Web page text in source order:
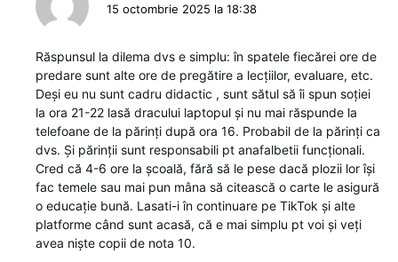
15 octombrie 2025 la 18:38
Răspunsul la dilema dvs e simplu: în spatele fiecărei ore de
predare sunt alte ore de pregătire a lecțiilor, evaluare, etc.
Deși eu nu sunt cadru didactic , sunt sătul să îi spun soției
la ora 21-22 lasă dracului laptopul și nu mai răspunde la
telefoane de la părinți după ora 16. Probabil de la părinți ca
dvs. Și părinții sunt responsabili pt anafalbetii funcționali.
Cred că 4-6 ore la școală, fără să le pese dacă plozii lor își
fac temele sau mai pun mâna să citească o carte le asigură
o educație bună. Lasati-i în continuare pe TikTok și alte
platforme când sunt acasă, că e mai simplu pt voi și veți
avea niște copii de nota 10.